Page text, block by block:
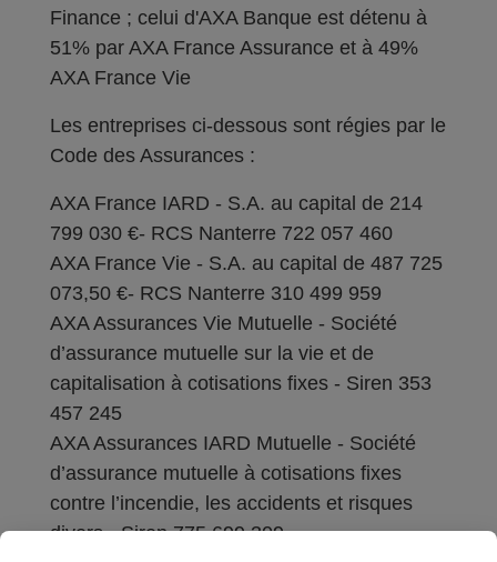
Finance ; celui d'AXA Banque est détenu à
51% par AXA France Assurance et à 49%
AXA France Vie
Les entreprises ci-dessous sont régies par le
Code des Assurances :
AXA France IARD - S.A. au capital de 214
799 030 €- RCS Nanterre 722 057 460
AXA France Vie - S.A. au capital de 487 725
073,50 €- RCS Nanterre 310 499 959
AXA Assurances Vie Mutuelle - Société
d’assurance mutuelle sur la vie et de
capitalisation à cotisations fixes - Siren 353
457 245
AXA Assurances IARD Mutuelle - Société
d’assurance mutuelle à cotisations fixes
contre l’incendie, les accidents et risques
divers - Siren 775 699 309